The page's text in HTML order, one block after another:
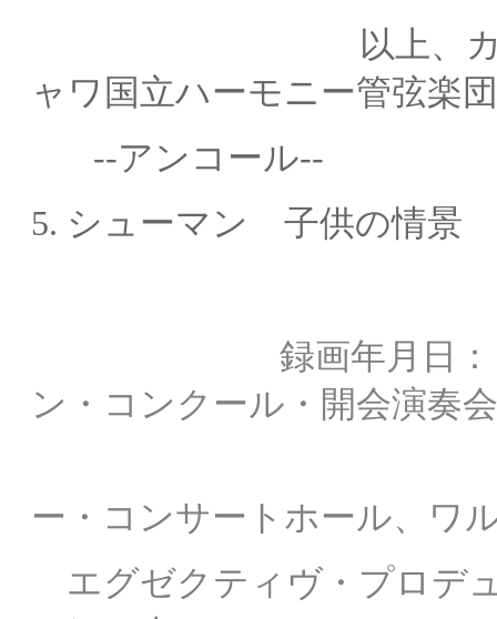
以上、カジミエシ
ャワ国立ハーモニー管弦楽団
--アンコール--
5. シューマン 子供の情景
録画年月日： 1980
ン・コンクール・開会演奏
ー・コンサートホール、ワ
エグゼクティヴ・プロ